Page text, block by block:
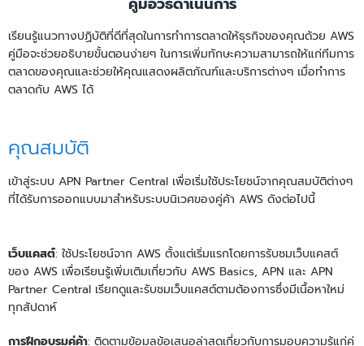
เรียนรู้แนวทางปฏิบัติที่ดีที่สุดในการทำการตลาดให้ธุรกิจของคุณด้วย AWS
คู่มือจะช่วยอธิบายขั้นตอนง่ายๆ ในการเพิ่มทักษะความสามารถให้แก่ทีมการ
ตลาดของคุณและช่วยให้คุณแสดงผลิตภัณฑ์และบริการต่างๆ เมื่อทำการ
ตลาดกับ AWS ได้
คุณสมบัติ
เข้าสู่ระบบ APN Partner Central เพื่อเริ่มใช้ประโยชน์จากคุณสมบัติต่างๆ
ที่ได้รับการออกแบบมาสำหรับระบบนิเวศของคู่ค้า AWS ดังต่อไปนี้
เว็บแคสต์: ใช้ประโยชน์จาก AWS ตั้งแต่เริ่มแรกโดยการรับชมเว็บแคสต์
ของ AWS เพื่อเรียนรู้เพิ่มเติมเกี่ยวกับ AWS Basics, APN และ APN
Partner Central เรียกดูและรับชมเว็บแคสต์ตามต้องการซึ่งมีเนื้อหาใหม่
ทุกสัปดาห์
การฝึกอบรมคู่ค้า: ติดตามข้อมูลข้อเสนอล่าสุดเกี่ยวกับการมอบความรู้แก่คู่